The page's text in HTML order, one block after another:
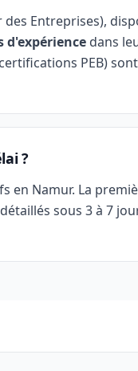
Entreprises),
d'expérience dans
PEB) sont
?
en Namur. La
sous 3 à 7